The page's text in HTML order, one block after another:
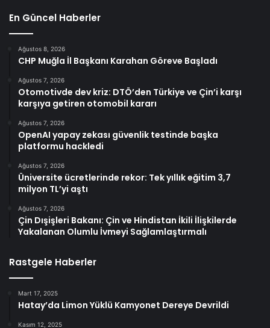
En Güncel Haberler
Ağustos 8, 2026
CHP Muğla İl Başkanı Karahan Göreve Başladı
Ağustos 7, 2026
Otomotivde dev kriz: DTÖ’den Türkiye ve Çin’i karşı
karşıya getiren otomobil kararı
Ağustos 7, 2026
OpenAI yapay zekası güvenlik testinde başka
platformu hackledi
Ağustos 7, 2026
Üniversite ücretlerinde rekor: Tek yıllık eğitim 3,7
milyon TL’yi aştı
Ağustos 7, 2026
Çin Dışişleri Bakanı: Çin ve Hindistan İkili İlişkilerde
Yakalanan Olumlu İvmeyi Sağlamlaştırmalı
Rastgele Haberler
Mart 17, 2025
Hatay’da Limon Yüklü Kamyonet Dereye Devrildi
Kasım 12, 2025